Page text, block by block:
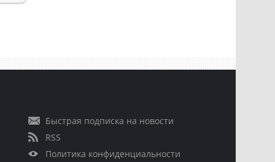
Быстрая подписка на новости
RSS
Политика конфиденциальности